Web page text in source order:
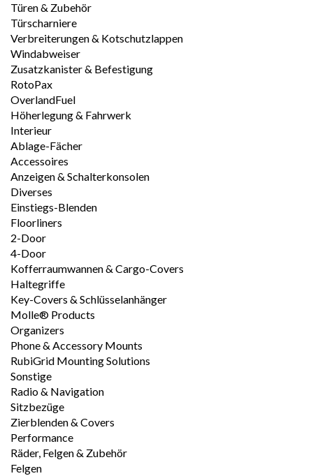
Türen & Zubehör
Türscharniere
Verbreiterungen & Kotschutzlappen
Windabweiser
Zusatzkanister & Befestigung
RotoPax
OverlandFuel
Höherlegung & Fahrwerk
Interieur
Ablage-Fächer
Accessoires
Anzeigen & Schalterkonsolen
Diverses
Einstiegs-Blenden
Floorliners
2-Door
4-Door
Kofferraumwannen & Cargo-Covers
Haltegriffe
Key-Covers & Schlüsselanhänger
Molle® Products
Organizers
Phone & Accessory Mounts
RubiGrid Mounting Solutions
Sonstige
Radio & Navigation
Sitzbezüge
Zierblenden & Covers
Performance
Räder, Felgen & Zubehör
Felgen